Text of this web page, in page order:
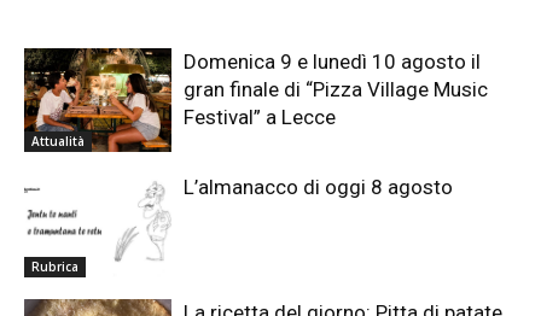
Attualità
Domenica 9 e lunedì 10 agosto il
gran finale di “Pizza Village Music
Festival” a Lecce
Rubrica
L’almanacco di oggi 8 agosto